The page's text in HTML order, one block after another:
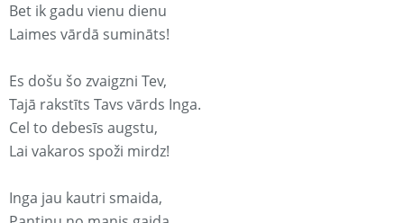
Bet ik gadu vienu dienu
Laimes vārdā sumināts!
Es došu šo zvaigzni Tev,
Tajā rakstīts Tavs vārds Inga.
Cel to debesīs augstu,
Lai vakaros spoži mirdz!
Inga jau kautri smaida,